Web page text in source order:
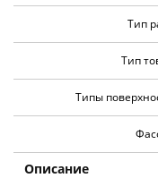
Тип
Тип
Типы
Описание